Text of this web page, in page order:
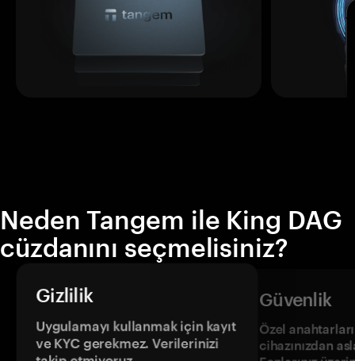
Neden Tangem ile King DAG
cüzdanını seçmelisiniz?
Gizlilik
Uygulamayı kullanmak için kayıt
ve KYC gerekmez. Verilerinizi
Güvenlik
Özel
cihazınızdan